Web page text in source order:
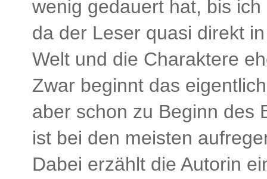
wenig gedauert hat, bis
da der Leser quasi direkt
Welt und die Charaktere
Zwar beginnt das
aber schon zu Beginn des
ist bei den meisten
Dabei erzählt die Autorin